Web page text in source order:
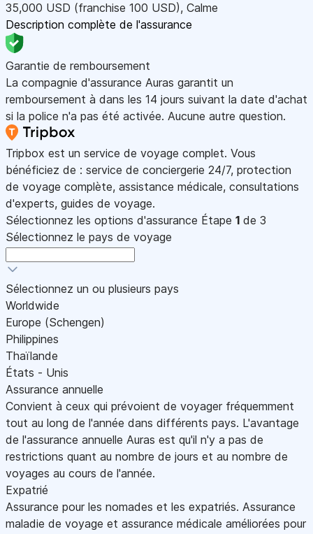
35,000 USD (franchise 100 USD), Calme
Description complète de l'assurance
Garantie de remboursement
La compagnie d'assurance Auras garantit un
remboursement à dans les 14 jours suivant la date d'achat
si la police n'a pas été activée. Aucune autre question.
Tripbox est un service de voyage complet. Vous
bénéficiez de : service de conciergerie 24/7, protection
de voyage complète, assistance médicale, consultations
d'experts, guides de voyage.
Sélectionnez les options d'assurance Étape 1 de 3
Sélectionnez le pays de voyage
Sélectionnez un ou plusieurs pays
Worldwide
Europe (Schengen)
Philippines
Thaïlande
États - Unis
Assurance annuelle
Convient à ceux qui prévoient de voyager fréquemment
tout au long de l'année dans différents pays. L'avantage
de l'assurance annuelle Auras est qu'il n'y a pas de
restrictions quant au nombre de jours et au nombre de
voyages au cours de l'année.
Expatrié
Assurance pour les nomades et les expatriés. Assurance
maladie de voyage et assurance médicale améliorées pour